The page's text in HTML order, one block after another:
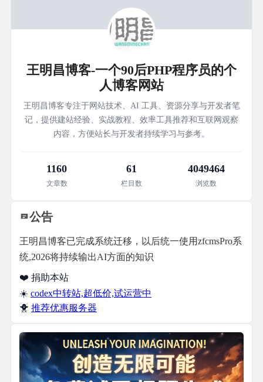
王明昌博客-一个90后PHP程序员的个
人博客网站
王明昌博客专注于网站技术、AI 工具、资源分享与开发者笔
记，提供建站经验、实战教程、效率工具推荐和互联网观察
内容，方便站长与开发者持续学习与参考。
1160
文章数
61
栏目数
4049464
浏览数
公告
王明昌博客已完成系统迁移，以后统一使用zfcmsPro系
统,2026将持续输出AI方面的知识
❤️ 捐助本站
☀️ codex中转站,超低价,试运营中
🐥 推荐优惠服务器